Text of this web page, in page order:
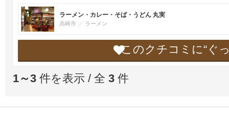
ラーメン・カレー・そば・うどん 丸実
高崎市 ラーメン
このクチコミに“ぐ
1～3 件を表示 / 全 3 件